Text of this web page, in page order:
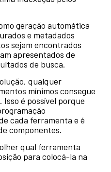
geração automática
e metadados
sejam encontrados
apresentados de
de busca.
qualquer
mínimos consegue
é possível porque
cada ferramenta e é
componentes.
qual ferramenta
para colocá-la na